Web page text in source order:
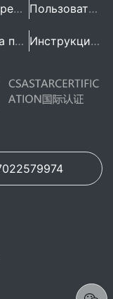
Стиль предприятия Пользовательское Соглашение
Центр за помощь Инструкция по эксплуатации